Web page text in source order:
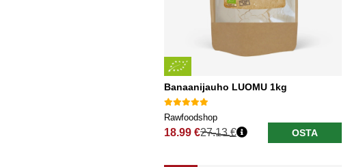
Banaanijauho LUOMU 1kg
Rawfoodshop
18.99 €
Normaali hinta
27.13 € OSTA